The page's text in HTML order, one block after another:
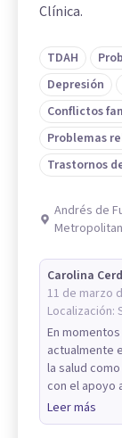
Clínica.
TDAH
Depresión
Conflictos
Problemas
Trastornos
Andrés de
Carolina
11 de marzo
Localización:
En
actualmente
la salud
con el apoyo
Leer más